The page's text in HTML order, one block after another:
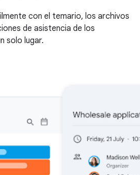
con el temario, los archivos
de asistencia de los
solo lugar.